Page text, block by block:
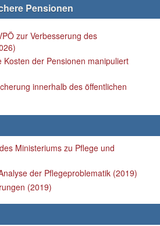
Pensionen
zur Verbesserung des
Kosten der Pensionen manipuliert
innerhalb des öffentlichen
Ministeriums zu Pflege und
der Pflegeproblematik (2019)
(2019)